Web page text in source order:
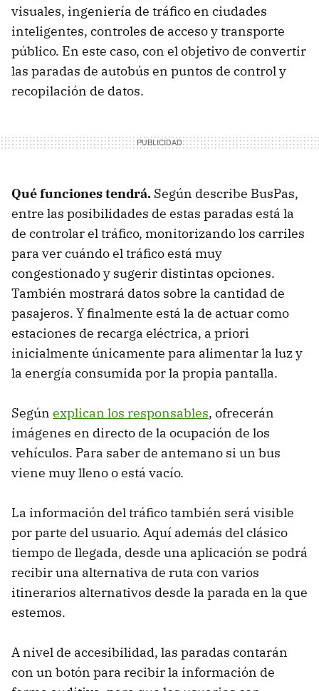
visuales, ingeniería de tráfico en ciudades
inteligentes, controles de acceso y transporte
público. En este caso, con el objetivo de convertir
las paradas de autobús en puntos de control y
recopilación de datos.
Qué funciones tendrá. Según describe BusPas,
entre las posibilidades de estas paradas está la
de controlar el tráfico, monitorizando los carriles
para ver cuándo el tráfico está muy
congestionado y sugerir distintas opciones.
También mostrará datos sobre la cantidad de
pasajeros. Y finalmente está la de actuar como
estaciones de recarga eléctrica, a priori
inicialmente únicamente para alimentar la luz y
la energía consumida por la propia pantalla.
Según explican los responsables, ofrecerán
imágenes en directo de la ocupación de los
vehículos. Para saber de antemano si un bus
viene muy lleno o está vacío.
La información del tráfico también será visible
por parte del usuario. Aquí además del clásico
tiempo de llegada, desde una aplicación se podrá
recibir una alternativa de ruta con varios
itinerarios alternativos desde la parada en la que
estemos.
A nivel de accesibilidad, las paradas contarán
con un botón para recibir la información de